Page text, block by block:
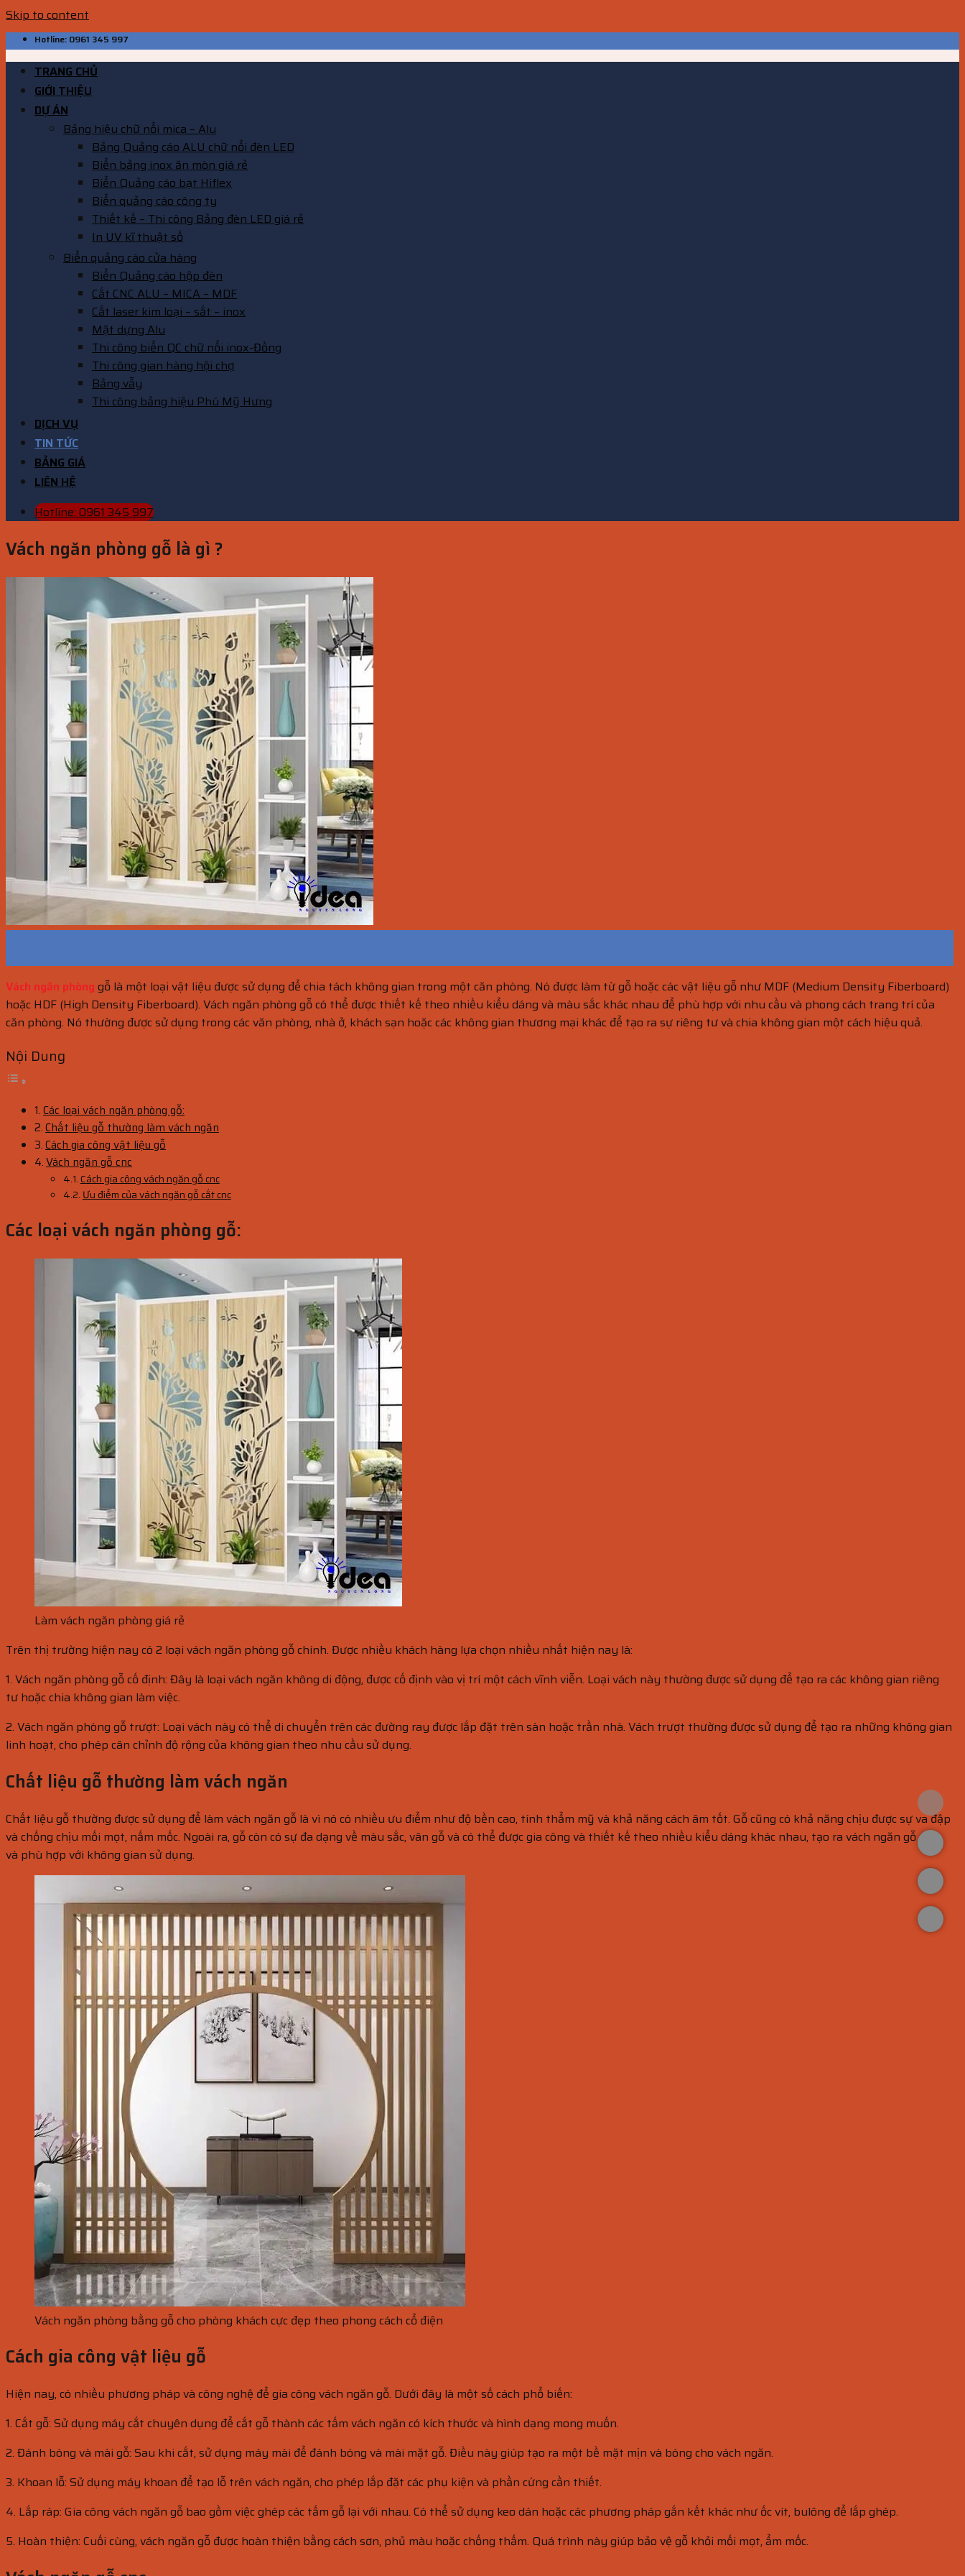
Skip to content
Hotline: 0961 345 997
TRANG CHỦ
GIỚI THIỆU
DỰ ÁN
Bảng hiệu chữ nổi mica – Alu
Bảng Quảng cáo ALU chữ nổi đèn LED
Biển bảng inox ăn mòn giá rẻ
Biển Quảng cáo bạt Hiflex
Biển quảng cáo công ty
Thiết kế – Thi công Bảng đèn LED giá rẻ
In UV kĩ thuật số
Biển quảng cáo cửa hàng
Biển Quảng cáo hộp đèn
Cắt CNC ALU – MICA – MDF
Cắt laser kim loại – sắt – inox
Mặt dựng Alu
Thi công biển QC chữ nổi inox-Đồng
Thi công gian hàng hội chợ
Bảng vẫy
Thi công bảng hiệu Phú Mỹ Hưng
DỊCH VỤ
TIN TỨC
BẢNG GIÁ
LIÊN HỆ
Hotline: 0961 345 997
Vách ngăn phòng gỗ là gì ?
Vách ngăn phòng gỗ là một loại vật liệu được sử dụng để chia tách không gian trong một căn phòng. Nó được làm từ gỗ hoặc các vật liệu gỗ như MDF (Medium Density Fiberboard)
hoặc HDF (High Density Fiberboard). Vách ngăn phòng gỗ có thể được thiết kế theo nhiều kiểu dáng và màu sắc khác nhau để phù hợp với nhu cầu và phong cách trang trí của
căn phòng. Nó thường được sử dụng trong các văn phòng, nhà ở, khách sạn hoặc các không gian thương mại khác để tạo ra sự riêng tư và chia không gian một cách hiệu quả.
Nội Dung
Các loại vách ngăn phòng gỗ:
Chất liệu gỗ thường làm vách ngăn
Cách gia công vật liệu gỗ
Vách ngăn gỗ cnc
Cách gia công vách ngăn gỗ cnc
Ưu điểm của vách ngăn gỗ cắt cnc
Các loại vách ngăn phòng gỗ:
Làm vách ngăn phòng giá rẻ
Trên thị trường hiện nay có 2 loại vách ngăn phòng gỗ chính. Được nhiều khách hàng lựa chọn nhiều nhất hiện nay là:
1. Vách ngăn phòng gỗ cố định: Đây là loại vách ngăn không di động, được cố định vào vị trí một cách vĩnh viễn. Loại vách này thường được sử dụng để tạo ra các không gian riêng
tư hoặc chia không gian làm việc.
2. Vách ngăn phòng gỗ trượt: Loại vách này có thể di chuyển trên các đường ray được lắp đặt trên sàn hoặc trần nhà. Vách trượt thường được sử dụng để tạo ra những không gian
linh hoạt, cho phép cân chỉnh độ rộng của không gian theo nhu cầu sử dụng.
Chất liệu gỗ thường làm vách ngăn
Chất liệu gỗ thường được sử dụng để làm vách ngăn gỗ là vì nó có nhiều ưu điểm như độ bền cao, tính thẩm mỹ và khả năng cách âm tốt. Gỗ cũng có khả năng chịu được sự va đập
và chống chịu mối mọt, nấm mốc. Ngoài ra, gỗ còn có sự đa dạng về màu sắc, vân gỗ và có thể được gia công và thiết kế theo nhiều kiểu dáng khác nhau, tạo ra vách ngăn gỗ đẹp
và phù hợp với không gian sử dụng.
Vách ngăn phòng bằng gỗ cho phòng khách cực đẹp theo phong cách cổ điện
Cách gia công vật liệu gỗ
Hiện nay, có nhiều phương pháp và công nghệ để gia công vách ngăn gỗ. Dưới đây là một số cách phổ biến:
1. Cắt gỗ: Sử dụng máy cắt chuyên dụng để cắt gỗ thành các tấm vách ngăn có kích thước và hình dạng mong muốn.
2. Đánh bóng và mài gỗ: Sau khi cắt, sử dụng máy mài để đánh bóng và mài mặt gỗ. Điều này giúp tạo ra một bề mặt mịn và bóng cho vách ngăn.
3. Khoan lỗ: Sử dụng máy khoan để tạo lỗ trên vách ngăn, cho phép lắp đặt các phụ kiện và phần cứng cần thiết.
4. Lắp ráp: Gia công vách ngăn gỗ bao gồm việc ghép các tấm gỗ lại với nhau. Có thể sử dụng keo dán hoặc các phương pháp gắn kết khác như ốc vít, bulông để lắp ghép.
5. Hoàn thiện: Cuối cùng, vách ngăn gỗ được hoàn thiện bằng cách sơn, phủ màu hoặc chống thấm. Quá trình này giúp bảo vệ gỗ khỏi mối mọt, ẩm mốc.